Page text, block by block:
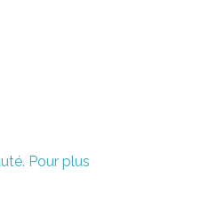
Pour plus